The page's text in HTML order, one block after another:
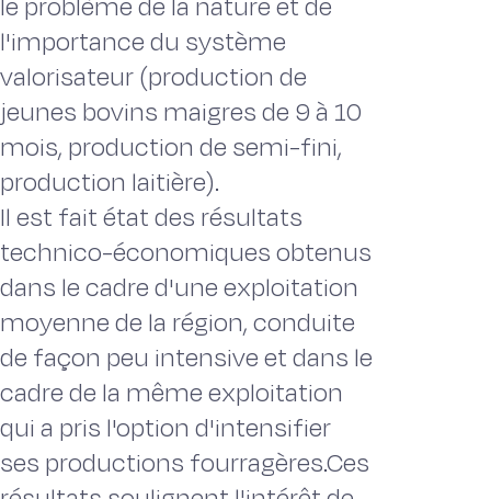
l'importance du système
valorisateur (production de
jeunes bovins maigres de 9 à 10
mois, production de semi-fini,
production laitière).
Il est fait état des résultats
technico-économiques obtenus
dans le cadre d'une exploitation
moyenne de la région, conduite
de façon peu intensive et dans le
cadre de la même exploitation
qui a pris l'option d'intensifier
ses productions fourragères.Ces